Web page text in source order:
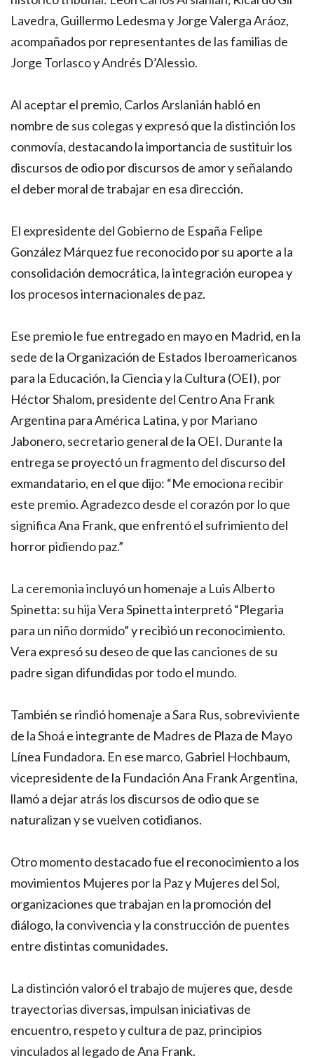
Lavedra, Guillermo Ledesma y Jorge Valerga Aráoz,
acompañados por representantes de las familias de
Jorge Torlasco y Andrés D’Alessio.
Al aceptar el premio, Carlos Arslanián habló en
nombre de sus colegas y expresó que la distinción los
conmovía, destacando la importancia de sustituir los
discursos de odio por discursos de amor y señalando
el deber moral de trabajar en esa dirección.
El expresidente del Gobierno de España Felipe
González Márquez fue reconocido por su aporte a la
consolidación democrática, la integración europea y
los procesos internacionales de paz.
Ese premio le fue entregado en mayo en Madrid, en la
sede de la Organización de Estados Iberoamericanos
para la Educación, la Ciencia y la Cultura (OEI), por
Héctor Shalom, presidente del Centro Ana Frank
Argentina para América Latina, y por Mariano
Jabonero, secretario general de la OEI. Durante la
entrega se proyectó un fragmento del discurso del
exmandatario, en el que dijo: “Me emociona recibir
este premio. Agradezco desde el corazón por lo que
significa Ana Frank, que enfrentó el sufrimiento del
horror pidiendo paz.”
La ceremonia incluyó un homenaje a Luis Alberto
Spinetta: su hija Vera Spinetta interpretó “Plegaria
para un niño dormido” y recibió un reconocimiento.
Vera expresó su deseo de que las canciones de su
padre sigan difundidas por todo el mundo.
También se rindió homenaje a Sara Rus, sobreviviente
de la Shoá e integrante de Madres de Plaza de Mayo
Línea Fundadora. En ese marco, Gabriel Hochbaum,
vicepresidente de la Fundación Ana Frank Argentina,
llamó a dejar atrás los discursos de odio que se
naturalizan y se vuelven cotidianos.
Otro momento destacado fue el reconocimiento a los
movimientos Mujeres por la Paz y Mujeres del Sol,
organizaciones que trabajan en la promoción del
diálogo, la convivencia y la construcción de puentes
entre distintas comunidades.
La distinción valoró el trabajo de mujeres que, desde
trayectorias diversas, impulsan iniciativas de
encuentro, respeto y cultura de paz, principios
vinculados al legado de Ana Frank.